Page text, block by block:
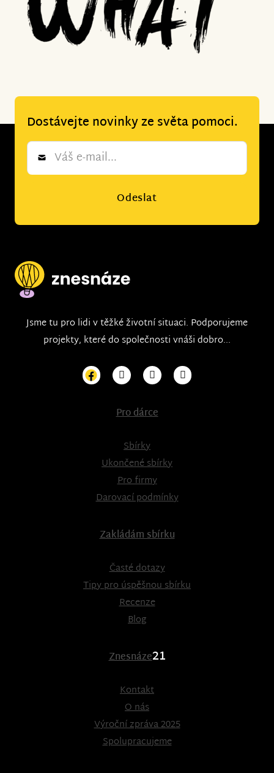
Dostávejte novinky ze světa pomoci.
Newsletter
Odeslat
Jsme tu pro lidi v těžké životní situaci. Podporujeme
projekty, které do společnosti vnáši dobro...
Pro dárce
Sbírky
Ukončené sbírky
Pro firmy
Darovací podmínky
Zakládám sbírku
Časté dotazy
Tipy pro úspěšnou sbírku
Recenze
Blog
Znesnáze21
Kontakt
O nás
Výroční zpráva 2025
Spolupracujeme